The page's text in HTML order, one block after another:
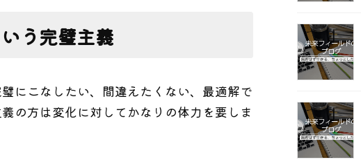
う完璧主義
にこなしたい、間違えたくない、最適解で
の方は変化に対してかなりの体力を要しま